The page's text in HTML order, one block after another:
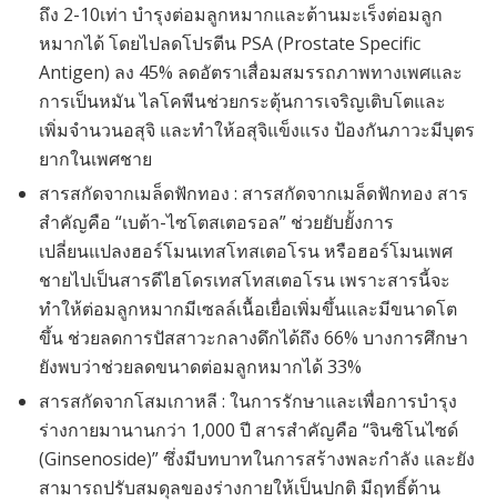
ถึง 2-10เท่า บำรุงต่อมลูกหมากและต้านมะเร็งต่อมลูก
หมากได้ โดยไปลดโปรตีน PSA (Prostate Specific
Antigen) ลง 45% ลดอัตราเสื่อมสมรรถภาพทางเพศและ
การเป็นหมัน ไลโคพีนช่วยกระตุ้นการเจริญเติบโตและ
เพิ่มจำนวนอสุจิ และทำให้อสุจิแข็งแรง ป้องกันภาวะมีบุตร
ยากในเพศชาย
สารสกัดจากเมล็ดฟักทอง : สารสกัดจากเมล็ดฟักทอง สาร
สำคัญคือ “เบต้า-ไซโตสเตอรอล” ช่วยยับยั้งการ
เปลี่ยนแปลงฮอร์โมนเทสโทสเตอโรน หรือฮอร์โมนเพศ
ชายไปเป็นสารดีไฮโดรเทสโทสเตอโรน เพราะสารนี้จะ
ทำให้ต่อมลูกหมากมีเซลล์เนื้อเยื่อเพิ่มขึ้นและมีขนาดโต
ขึ้น ช่วยลดการปัสสาวะกลางดึกได้ถึง 66% บางการศึกษา
ยังพบว่าช่วยลดขนาดต่อมลูกหมากได้ 33%
สารสกัดจากโสมเกาหลี : ในการรักษาและเพื่อการบำรุง
ร่างกายมานานกว่า 1,000 ปี สารสำคัญคือ “จินซิโนไซด์
(Ginsenoside)” ซึ่งมีบทบาทในการสร้างพละกำลัง และยัง
สามารถปรับสมดุลของร่างกายให้เป็นปกติ มีฤทธิ์ต้าน